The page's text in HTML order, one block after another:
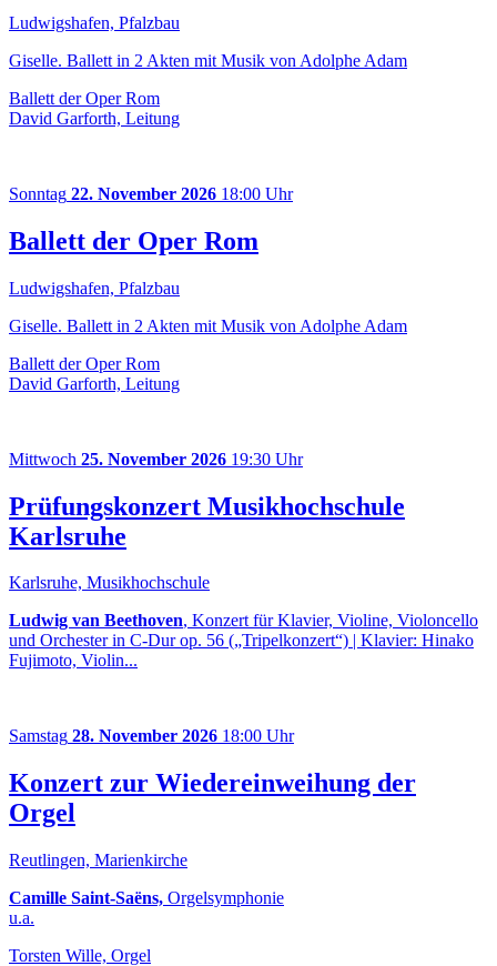
Ludwigshafen, Pfalzbau
Giselle. Ballett in 2 Akten mit Musik von Adolphe Adam
Ballett der Oper Rom
David Garforth, Leitung
Sonntag 22. November 2026 18:00 Uhr
Ballett der Oper Rom
Ludwigshafen, Pfalzbau
Giselle. Ballett in 2 Akten mit Musik von Adolphe Adam
Ballett der Oper Rom
David Garforth, Leitung
Mittwoch 25. November 2026 19:30 Uhr
Prüfungskonzert Musikhochschule
Karlsruhe
Karlsruhe, Musikhochschule
Ludwig van Beethoven, Konzert für Klavier, Violine, Violoncello
und Orchester in C-Dur op. 56 („Tripelkonzert“) | Klavier: Hinako
Fujimoto, Violin...
Samstag 28. November 2026 18:00 Uhr
Konzert zur Wiedereinweihung der
Orgel
Reutlingen, Marienkirche
Camille Saint-Saëns, Orgelsymphonie
u.a.
Torsten Wille, Orgel